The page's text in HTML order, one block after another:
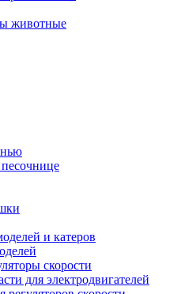
животные
и катеров
скорости
для электродвигателей